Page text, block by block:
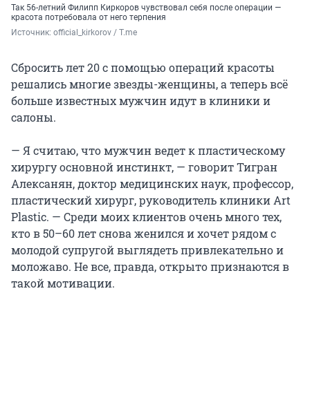
Так 56-летний Филипп Киркоров чувствовал себя после операции —
красота потребовала от него терпения
Источник: official_kirkorov / T.me
Сбросить лет 20 с помощью операций красоты
решались многие звезды-женщины, а теперь всё
больше известных мужчин идут в клиники и
салоны.
— Я считаю, что мужчин ведет к пластическому
хирургу основной инстинкт, — говорит Тигран
Алексанян, доктор медицинских наук, профессор,
пластический хирург, руководитель клиники Art
Plastic. — Среди моих клиентов очень много тех,
кто в 50–60 лет снова женился и хочет рядом с
молодой супругой выглядеть привлекательно и
моложаво. Не все, правда, открыто признаются в
такой мотивации.